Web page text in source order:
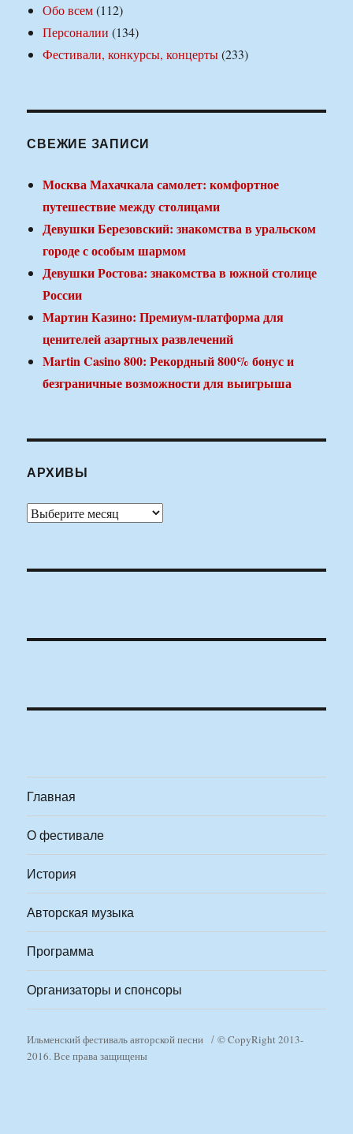
Обо всем(112)
Персоналии (134)
Фестивали, конкурсы, концерты(233)
СВЕЖИЕ ЗАПИСИ
Москва Махачкала самолет: комфортное
путешествие между столицами
Девушки Березовский: знакомства в уральском
городе с особым шармом
Девушки Ростова: знакомства в южной столице
России
Мартин Казино: Премиум-платформа для
ценителей азартных развлечений
Martin Casino 800: Рекордный 800% бонус и
безграничные возможности для выигрыша
АРХИВЫ
Архивы
Главная
О фестивале
История
Авторская музыка
Программа
Организаторы и спонсоры
Ильменский фестиваль авторской песни
© CopyRight 2013-
2016. Все права защищены